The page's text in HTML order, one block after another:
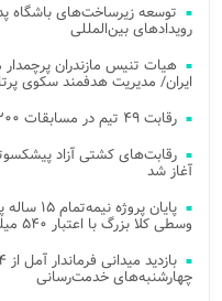
توسعه زیرساخت‌های باشگاه
رویدادهای بین‌المللی
هیات تنیس مازندران
ایران/ مدیریت هدفمند سکوی
رقابت ۴۹ تیم در مسابقات ۲۰۰ امتیازی تنیس ساحلی کشور در مازندران
آغاز شد
وسطی کلا بزرگ با اعتبار ۵۴۰ میلیاردی
چهارشنبه‌های خدمت‌رسانی